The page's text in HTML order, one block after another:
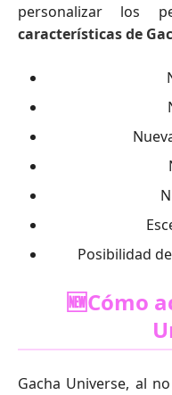
personalizar los
características de
Posibilidad
🆕Cómo
Gacha Universe, al